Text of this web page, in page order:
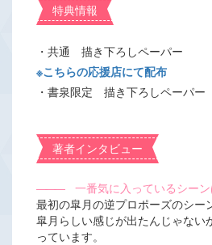
特典情報
・共通 描き下ろしペーパー
※こちらの応援店にて配布
・書泉限定 描き下ろしペーパー
著者インタビュー
―――一番気に入っているシーン
最初の皐月の逆プロポーズのシー
皐月らしい感じが出たんじゃない
っています。